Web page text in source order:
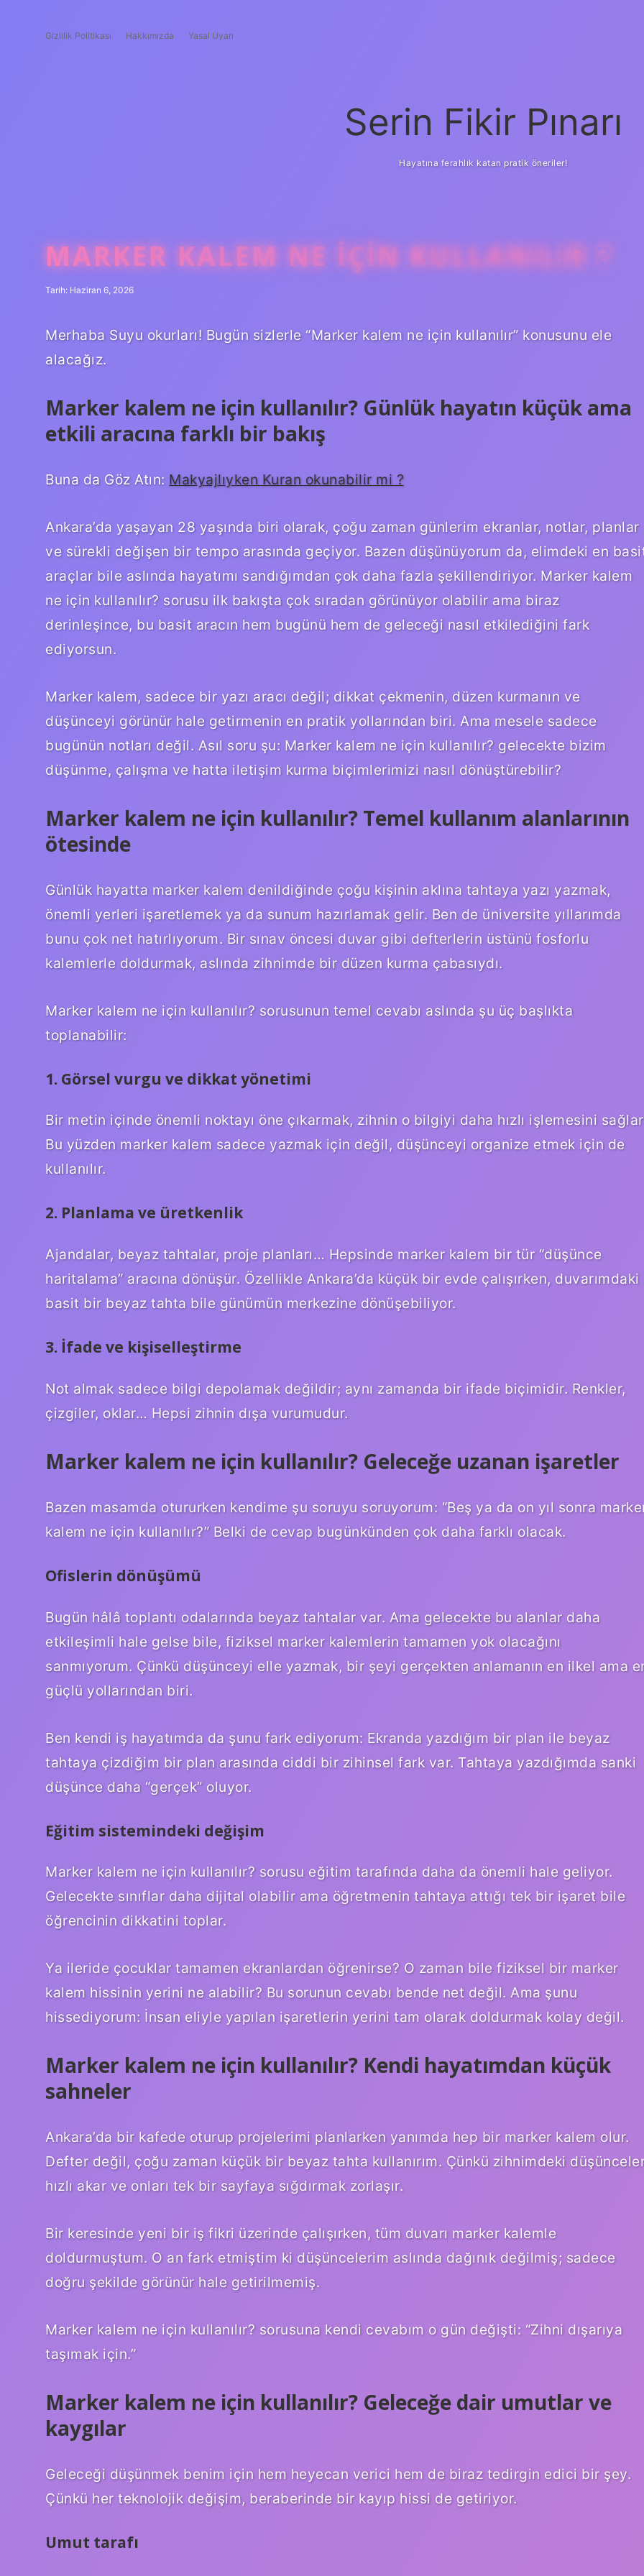
Gizlilik Politikası Hakkımızda Yasal Uyarı
Serin Fikir Pınarı
Hayatına ferahlık katan pratik öneriler!
MARKER KALEM NE IÇIN KULLANILIR ?
Tarih: Haziran 6, 2026
Merhaba Suyu okurları! Bugün sizlerle “Marker kalem ne için kullanılır” konusunu ele
alacağız.
Marker kalem ne için kullanılır? Günlük hayatın küçük ama
etkili aracına farklı bir bakış
Buna da Göz Atın: Makyajlıyken Kuran okunabilir mi ?
Ankara’da yaşayan 28 yaşında biri olarak, çoğu zaman günlerim ekranlar, notlar, planlar
ve sürekli değişen bir tempo arasında geçiyor. Bazen düşünüyorum da, elimdeki en
araçlar bile aslında hayatımı sandığımdan çok daha fazla şekillendiriyor. Marker kalem
ne için kullanılır? sorusu ilk bakışta çok sıradan görünüyor olabilir ama biraz
derinleşince, bu basit aracın hem bugünü hem de geleceği nasıl etkilediğini fark
ediyorsun.
Marker kalem, sadece bir yazı aracı değil; dikkat çekmenin, düzen kurmanın ve
düşünceyi görünür hale getirmenin en pratik yollarından biri. Ama mesele sadece
bugünün notları değil. Asıl soru şu: Marker kalem ne için kullanılır? gelecekte bizim
düşünme, çalışma ve hatta iletişim kurma biçimlerimizi nasıl dönüştürebilir?
Marker kalem ne için kullanılır? Temel kullanım alanlarının
ötesinde
Günlük hayatta marker kalem denildiğinde çoğu kişinin aklına tahtaya yazı yazmak,
önemli yerleri işaretlemek ya da sunum hazırlamak gelir. Ben de üniversite yıllarımda
bunu çok net hatırlıyorum. Bir sınav öncesi duvar gibi defterlerin üstünü fosforlu
kalemlerle doldurmak, aslında zihnimde bir düzen kurma çabasıydı.
Marker kalem ne için kullanılır? sorusunun temel cevabı aslında şu üç başlıkta
toplanabilir:
1. Görsel vurgu ve dikkat yönetimi
Bir metin içinde önemli noktayı öne çıkarmak, zihnin o bilgiyi daha hızlı işlemesini
Bu yüzden marker kalem sadece yazmak için değil, düşünceyi organize etmek için de
kullanılır.
2. Planlama ve üretkenlik
Ajandalar, beyaz tahtalar, proje planları… Hepsinde marker kalem bir tür “düşünce
haritalama” aracına dönüşür. Özellikle Ankara’da küçük bir evde çalışırken, duvarımdaki
basit bir beyaz tahta bile günümün merkezine dönüşebiliyor.
3. İfade ve kişiselleştirme
Not almak sadece bilgi depolamak değildir; aynı zamanda bir ifade biçimidir. Renkler,
çizgiler, oklar… Hepsi zihnin dışa vurumudur.
Marker kalem ne için kullanılır? Geleceğe uzanan işaretler
Bazen masamda otururken kendime şu soruyu soruyorum: “Beş ya da on yıl sonra
kalem ne için kullanılır?” Belki de cevap bugünkünden çok daha farklı olacak.
Ofislerin dönüşümü
Bugün hâlâ toplantı odalarında beyaz tahtalar var. Ama gelecekte bu alanlar daha
etkileşimli hale gelse bile, fiziksel marker kalemlerin tamamen yok olacağını
sanmıyorum. Çünkü düşünceyi elle yazmak, bir şeyi gerçekten anlamanın en ilkel ama
güçlü yollarından biri.
Ben kendi iş hayatımda da şunu fark ediyorum: Ekranda yazdığım bir plan ile beyaz
tahtaya çizdiğim bir plan arasında ciddi bir zihinsel fark var. Tahtaya yazdığımda sanki
düşünce daha “gerçek” oluyor.
Eğitim sistemindeki değişim
Marker kalem ne için kullanılır? sorusu eğitim tarafında daha da önemli hale geliyor.
Gelecekte sınıflar daha dijital olabilir ama öğretmenin tahtaya attığı tek bir işaret bile
öğrencinin dikkatini toplar.
Ya ileride çocuklar tamamen ekranlardan öğrenirse? O zaman bile fiziksel bir marker
kalem hissinin yerini ne alabilir? Bu sorunun cevabı bende net değil. Ama şunu
hissediyorum: İnsan eliyle yapılan işaretlerin yerini tam olarak doldurmak kolay değil.
Marker kalem ne için kullanılır? Kendi hayatımdan küçük
sahneler
Ankara’da bir kafede oturup projelerimi planlarken yanımda hep bir marker kalem olur.
Defter değil, çoğu zaman küçük bir beyaz tahta kullanırım. Çünkü zihnimdeki
hızlı akar ve onları tek bir sayfaya sığdırmak zorlaşır.
Bir keresinde yeni bir iş fikri üzerinde çalışırken, tüm duvarı marker kalemle
doldurmuştum. O an fark etmiştim ki düşüncelerim aslında dağınık değilmiş; sadece
doğru şekilde görünür hale getirilmemiş.
Marker kalem ne için kullanılır? sorusuna kendi cevabım o gün değişti: “Zihni dışarıya
taşımak için.”
Marker kalem ne için kullanılır? Geleceğe dair umutlar ve
kaygılar
Geleceği düşünmek benim için hem heyecan verici hem de biraz tedirgin edici bir şey.
Çünkü her teknolojik değişim, beraberinde bir kayıp hissi de getiriyor.
Umut tarafı